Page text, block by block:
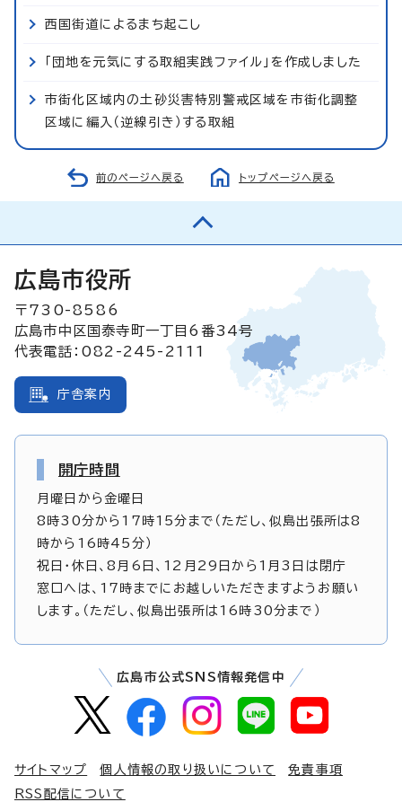
西国街道によるまち起こし
「団地を元気にする取組実践ファイル」を作成しました
市街化区域内の土砂災害特別警戒区域を市街化調整
区域に編入（逆線引き）する取組
前のページへ戻る トップページへ戻る
広島市役所
〒730-8586
広島市中区国泰寺町一丁目6番34号
代表電話：082-245-2111
庁舎案内
開庁時間
月曜日から金曜日
8時30分から17時15分まで（ただし、似島出張所は8
時から16時45分）
祝日・休日、8月6日、12月29日から1月3日は閉庁
窓口へは、17時までにお越しいただきますようお願い
します。（ただし、似島出張所は16時30分まで）
広島市公式SNS情報発信中
サイトマップ 個人情報の取り扱いについて
免責事項
RSS配信について